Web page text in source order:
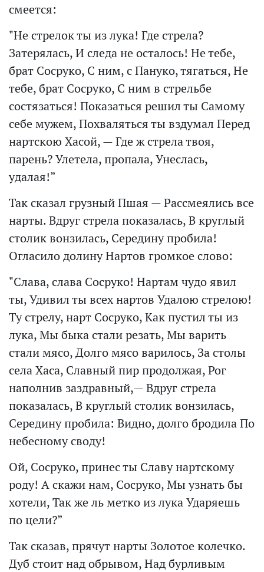
смеется:
"Не стрелок ты из лука! Где стрела?
Затерялась, И следа не осталось! Не тебе,
брат Сосруко, С ним, с Пануко, тягаться, Не
тебе, брат Сосруко, С ним в стрельбе
состязаться! Показаться решил ты Самому
себе мужем, Похваляться ты вздумал Перед
нартскою Хасой, — Где ж стрела твоя,
парень? Улетела, пропала, Унеслась,
удалая!”
Так сказал грузный Пшая — Рассмеялись все
нарты. Вдруг стрела показалась, В круглый
столик вонзилась, Середину пробила!
Огласило долину Нартов громкое слово:
"Слава, слава Сосруко! Нартам чудо явил
ты, Удивил ты всех нартов Удалою стрелою!
Ту стрелу, нарт Сосруко, Как пустил ты из
лука, Мы быка стали резать, Мы варить
стали мясо, Долго мясо варилось, За столы
села Хаса, Славный пир продолжая, Рог
наполнив заздравный,— Вдруг стрела
показалась, В круглый столик вонзилась,
Середину пробила: Видно, долго бродила По
небесному своду!
Ой, Сосруко, принес ты Славу нартскому
роду! А скажи нам, Сосруко, Мы узнать бы
хотели, Так же ль метко из лука Ударяешь
по цели?”
Так сказав, прячут нарты Золотое колечко.
Дуб стоит над обрывом, Над бурливым